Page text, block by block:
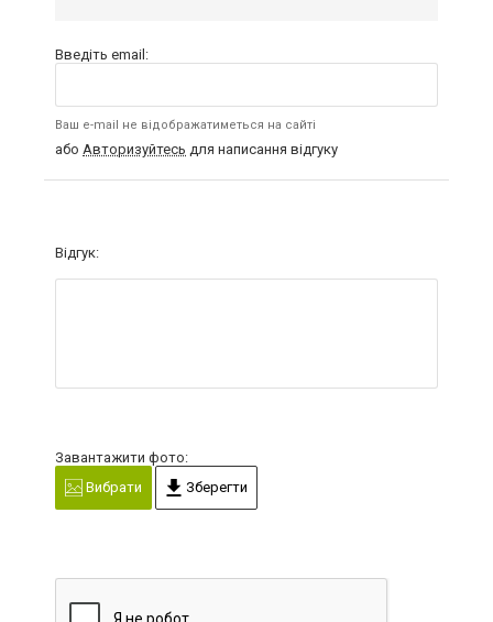
Введіть email:
Ваш e-mail не відображатиметься на сайті
або Авторизуйтесь для написання відгуку
Відгук:
Завантажити фото:
Вибрати
Зберегти